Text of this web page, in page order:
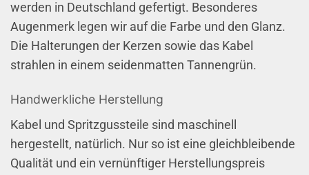
werden in Deutschland gefertigt. Besonderes
Augenmerk legen wir auf die Farbe und den Glanz.
Die Halterungen der Kerzen sowie das Kabel
strahlen in einem seidenmatten Tannengrün.
Handwerkliche Herstellung
Kabel und Spritzgussteile sind maschinell
hergestellt, natürlich. Nur so ist eine gleichbleibende
Qualität und ein vernünftiger Herstellungspreis